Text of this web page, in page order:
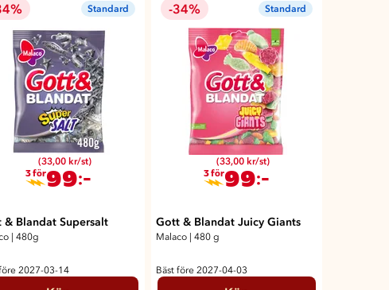
Standard
(33,00 kr/st)
3 för99:-
& Blandat Supersalt
480g
2027-03-14
-34% Standard
(33,00 kr/st)
3 för99:-
Gott & Blandat Juicy Giants
Malaco 480 g
Bäst före 2027-04-03